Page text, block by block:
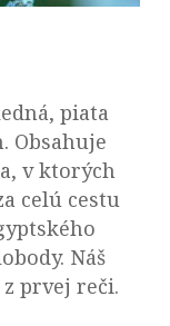
piata
Obsahuje
v ktorých
celú cestu
Náš
prvej reči.